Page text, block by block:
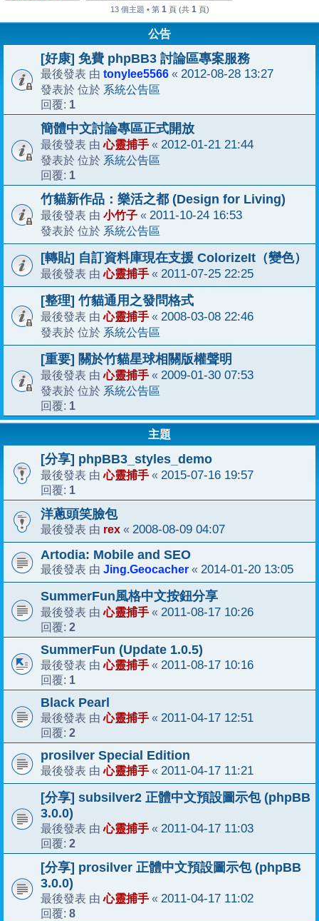
13 個主題 • 第 1 頁 (共 1 頁)
公告
[好康] 免費 phpBB3 討論區專案服務
最後發表 由 tonylee5566 « 2012-08-28 13:27
發表於 位於 系統公告區
回覆: 1
簡體中文討論專區正式開放
最後發表 由心靈捕手 « 2012-01-21 21:44
發表於 位於 系統公告區
回覆: 1
竹貓新作品：樂活之都 (Design for Living)
最後發表 由 小竹子 « 2011-10-24 16:53
發表於 位於 系統公告區
[轉貼] 自訂資料庫現在支援 ColorizeIt（變色）
最後發表 由心靈捕手 « 2011-07-25 22:25
[整理] 竹貓通用之發問格式
最後發表 由心靈捕手 « 2008-03-08 22:46
發表於 位於 系統公告區
[重要] 關於竹貓星球相關版權聲明
最後發表 由心靈捕手 « 2009-01-30 07:53
發表於 位於 系統公告區
回覆: 1
主題
[分享] phpBB3_styles_demo
最後發表 由心靈捕手 « 2015-07-16 19:57
回覆: 1
洋蔥頭笑臉包
最後發表 由 rex « 2008-08-09 04:07
Artodia: Mobile and SEO
最後發表 由 Jing.Geocacher « 2014-01-20 13:05
SummerFun風格中文按鈕分享
最後發表 由心靈捕手 « 2011-08-17 10:26
回覆: 2
SummerFun (Update 1.0.5)
最後發表 由心靈捕手 « 2011-08-17 10:16
回覆: 1
Black Pearl
最後發表 由心靈捕手 « 2011-04-17 12:51
回覆: 2
prosilver Special Edition
最後發表 由心靈捕手 « 2011-04-17 11:21
[分享] subsilver2 正體中文預設圖示包 (phpBB
3.0.0)
最後發表 由心靈捕手 « 2011-04-17 11:03
回覆: 2
[分享] prosilver 正體中文預設圖示包 (phpBB
3.0.0)
最後發表 由心靈捕手 « 2011-04-17 11:02
回覆: 8